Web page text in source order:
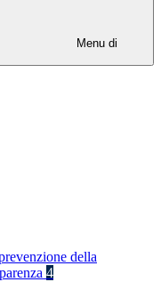
Menu di
della
4